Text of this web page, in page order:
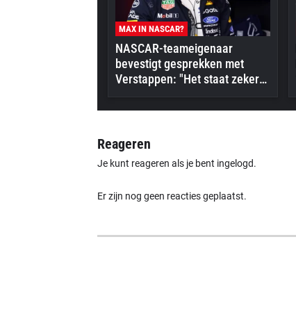
MAX IN NASCAR?
NASCAR-teameigenaar
bevestigt gesprekken met
Verstappen: "Het staat zeker
op zijn radar"
Reageren
Je kunt reageren als je bent ingelogd.
Er zijn nog geen reacties geplaatst.